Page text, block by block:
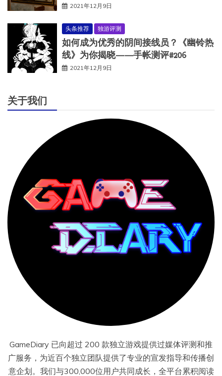
2021年12月9日
头条推荐 独游评测
如何成为优秀的阴间接线员？《幽铃热
线》为你揭晓——手帐测评#206
2021年12月9日
关于我们
GameDiary 已向超过 200 款独立游戏提供过媒体评测和推
广服务，为近百个独立团队提供了专业的宣发指导和传播创
意企划。我们与300,000位用户共同成长，全平台累积阅读